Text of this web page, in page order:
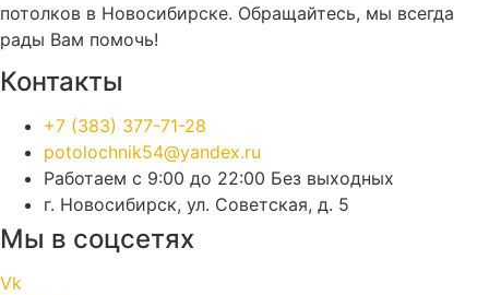
потолков в Новосибирске. Обращайтесь, мы всегда
рады Вам помочь!
Контакты
+7 (383) 377-71-28
potolochnik54@yandex.ru
Работаем с 9:00 до 22:00 Без выходных
г. Новосибирск, ул. Советская, д. 5
Мы в соцсетях
Vk